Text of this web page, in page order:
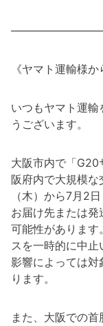
《ヤマト運輸様か
いつもヤマト運輸
うございます。
大阪市内で「G20
阪府内で大規模
（木）から7月2
お届け先または
可能性がありま
スを一時的に中
影響によっては対
ります。
また、大阪での